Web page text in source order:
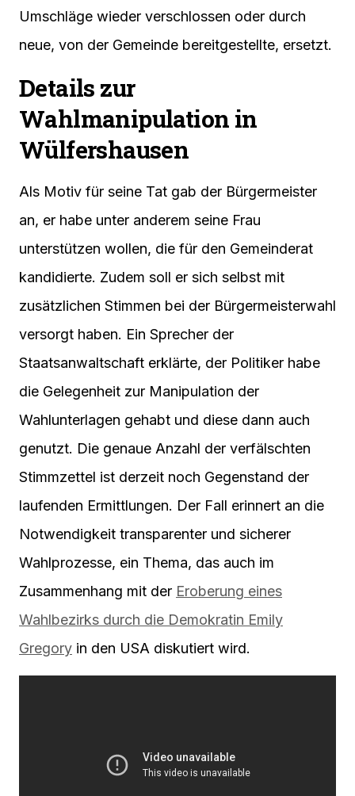
Umschläge wieder verschlossen oder durch
neue, von der Gemeinde bereitgestellte, ersetzt.
Details zur
Wahlmanipulation in
Wülfershausen
Als Motiv für seine Tat gab der Bürgermeister
an, er habe unter anderem seine Frau
unterstützen wollen, die für den Gemeinderat
kandidierte. Zudem soll er sich selbst mit
zusätzlichen Stimmen bei der Bürgermeisterwahl
versorgt haben. Ein Sprecher der
Staatsanwaltschaft erklärte, der Politiker habe
die Gelegenheit zur Manipulation der
Wahlunterlagen gehabt und diese dann auch
genutzt. Die genaue Anzahl der verfälschten
Stimmzettel ist derzeit noch Gegenstand der
laufenden Ermittlungen. Der Fall erinnert an die
Notwendigkeit transparenter und sicherer
Wahlprozesse, ein Thema, das auch im
Zusammenhang mit der Eroberung eines
Wahlbezirks durch die Demokratin Emily
Gregory in den USA diskutiert wird.